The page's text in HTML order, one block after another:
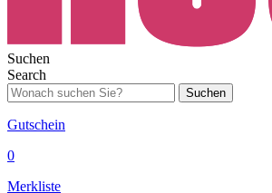
Suchen
Search
Suchen
Gutschein
0
Merkliste